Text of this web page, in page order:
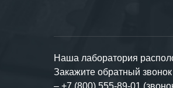
Наша лаборатория
Закажите обратный
– +7 (800) 555-89-01